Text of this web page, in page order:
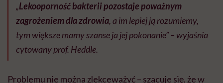
„Lekooporność bakterii pozostaje poważnym
zagrożeniem dla zdrowia, a im lepiej ją rozumiemy,
tym większe mamy szanse ja jej pokonanie” – wyjaśnia
cytowany prof. Heddle.
Problemu nie można zlekceważyć – szacuje się, że w